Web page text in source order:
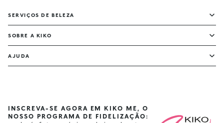
SERVIÇOS DE BELEZA
SOBRE A KIKO
AJUDA
INSCREVA-SE AGORA EM KIKO ME, O
NOSSO PROGRAMA DE FIDELIZAÇÃO: